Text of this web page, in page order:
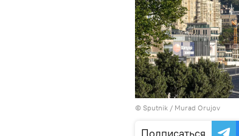
© Sputnik / Murad Orujov